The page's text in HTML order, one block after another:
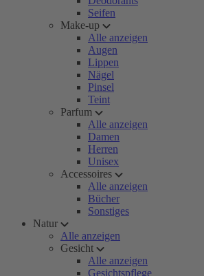
Seifen
Make-up
Alle anzeigen
Augen
Lippen
Nägel
Pinsel
Teint
Parfum
Alle anzeigen
Damen
Herren
Unisex
Accessoires
Alle anzeigen
Bücher
Sonstiges
Natur
Alle anzeigen
Gesicht
Alle anzeigen
Gesichtspflege